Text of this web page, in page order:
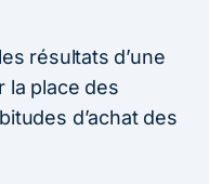
résultats d’une
la place des
d’achat des